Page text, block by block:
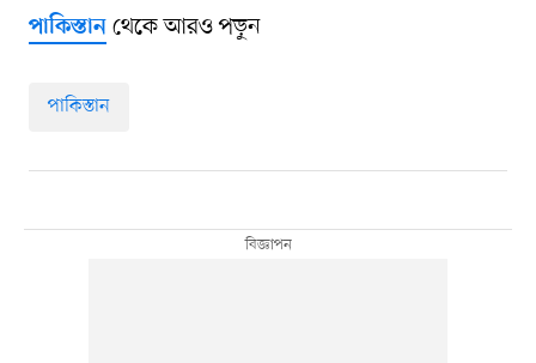
পাকিস্তানথেকে আরও পড়ুন
পাকিস্তান